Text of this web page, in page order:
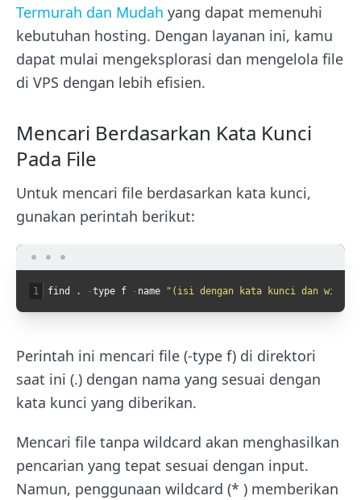
Termurah dan Mudah yang dapat memenuhi
kebutuhan hosting. Dengan layanan ini, kamu
dapat mulai mengeksplorasi dan mengelola file
di VPS dengan lebih efisien.
Mencari Berdasarkan Kata Kunci
Pada File
Untuk mencari file berdasarkan kata kunci,
gunakan perintah berikut:
1 find . -type f -name "(isi dengan kata kunci dan
Perintah ini mencari file (-type f) di direktori
saat ini (.) dengan nama yang sesuai dengan
kata kunci yang diberikan.
Mencari file tanpa wildcard akan menghasilkan
pencarian yang tepat sesuai dengan input.
Namun, penggunaan wildcard (* ) memberikan